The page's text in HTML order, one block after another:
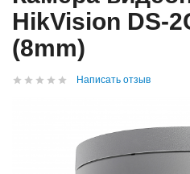
HikVision DS-
(8mm)
Написать отзыв